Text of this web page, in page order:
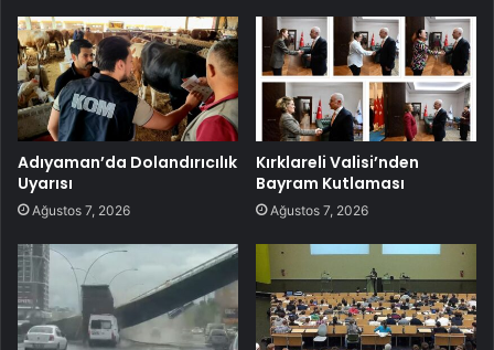
Adıyaman’da Dolandırıcılık
Uyarısı
Ağustos 7, 2026
Kırklareli Valisi’nden
Bayram Kutlaması
Ağustos 7, 2026